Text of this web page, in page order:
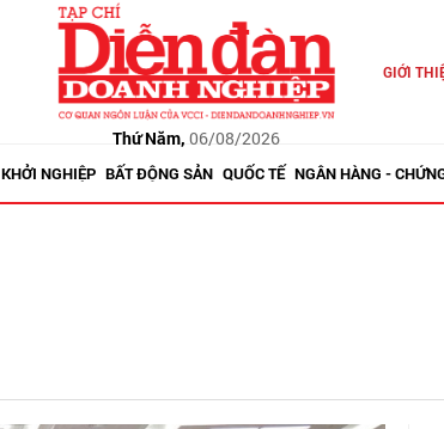
Thứ Năm, 06/08/2026
GIỚI
KHỞI NGHIỆP BẤT ĐỘNG SẢN QUỐC TẾ NGÂN HÀNG -